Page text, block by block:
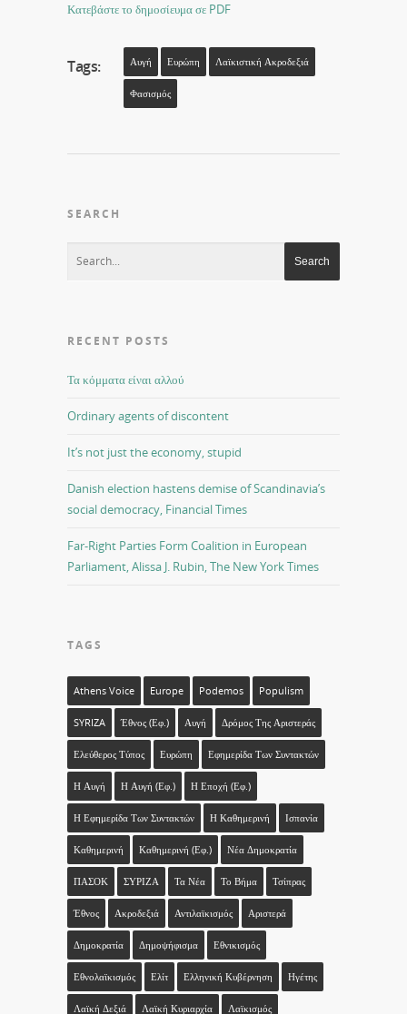
Κατεβάστε το δημοσίευμα σε PDF
Tags: Αυγή Ευρώπη Λαϊκιστική Ακροδεξιά
Φασισμός
SEARCH
RECENT POSTS
Τα κόμματα είναι αλλού
Ordinary agents of discontent
It’s not just the economy, stupid
Danish election hastens demise of Scandinavia’s
social democracy, Financial Times
Far-Right Parties Form Coalition in European
Parliament, Alissa J. Rubin, The New York Times
TAGS
Athens Voice Europe Podemos Populism
SYRIZA Έθνος (εφ.) Αυγή Δρόμος Της Αριστεράς
Ελεύθερος Τύπος Ευρώπη Εφημερίδα Των Συντακτών
Η Αυγή Η Αυγή (εφ.) Η Εποχή (εφ.)
Η Εφημερίδα Των Συντακτών Η Καθημερινή Ισπανία
Καθημερινή Καθημερινή (εφ.) Νέα Δημοκρατία
ΠΑΣΟΚ ΣΥΡΙΖΑ Τα Νέα Το Βήμα Τσίπρας
Έθνος Ακροδεξιά Αντιλαϊκισμός Αριστερά
Δημοκρατία Δημοψήφισμα Εθνικισμός
Εθνολαϊκισμός Ελίτ Ελληνική Κυβέρνηση Ηγέτης
Λαϊκή Δεξιά Λαϊκή Κυριαρχία Λαϊκισμός